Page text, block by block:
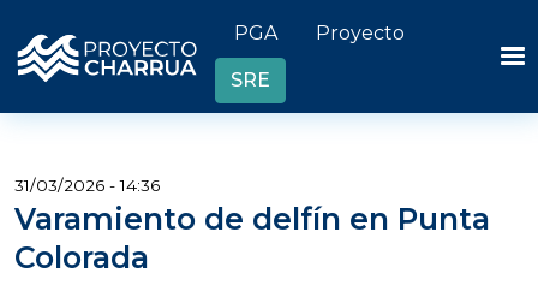
Header links
PGA Proyecto
SRE
31/03/2026 - 14:36
Varamiento de delfín en Punta
Colorada